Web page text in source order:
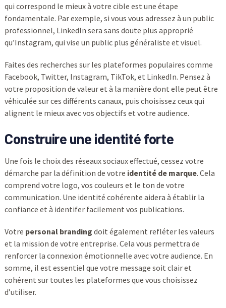
qui correspond le mieux à votre cible est une étape
fondamentale. Par exemple, si vous vous adressez à un public
professionnel, LinkedIn sera sans doute plus approprié
qu’Instagram, qui vise un public plus généraliste et visuel.
Faites des recherches sur les plateformes populaires comme
Facebook, Twitter, Instagram, TikTok, et LinkedIn. Pensez à
votre proposition de valeur et à la manière dont elle peut être
véhiculée sur ces différents canaux, puis choisissez ceux qui
alignent le mieux avec vos objectifs et votre audience.
Construire une identité forte
Une fois le choix des réseaux sociaux effectué, cessez votre
démarche par la définition de votre identité de marque. Cela
comprend votre logo, vos couleurs et le ton de votre
communication. Une identité cohérente aidera à établir la
confiance et à identifer facilement vos publications.
Votre personal branding doit également refléter les valeurs
et la mission de votre entreprise. Cela vous permettra de
renforcer la connexion émotionnelle avec votre audience. En
somme, il est essentiel que votre message soit clair et
cohérent sur toutes les plateformes que vous choisissez
d’utiliser.